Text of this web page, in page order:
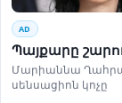
AD
Պայքարը
Մարիաննա
սենսացիոն կոչը